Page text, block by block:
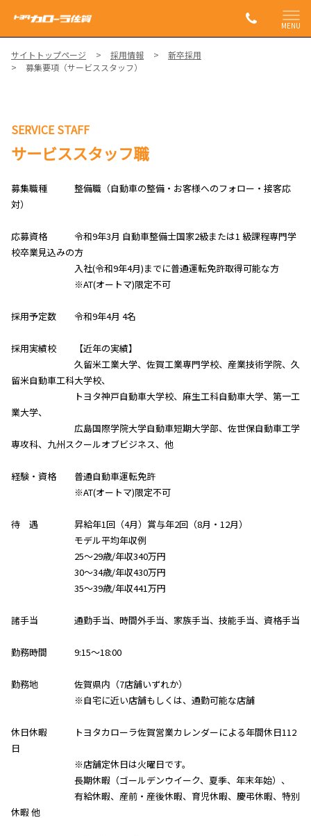
MENU
サイトトップページ 採用情報
新卒採用
募集要項（サービススタッフ）
SERVICE STAFF
サービススタッフ職
募集職種 整備職（自動車の整備・お客様へのフォロー・接客応
対）
応募資格 令和9年3月 自動車整備士国家2級または1 級課程専門学
校卒業見込みの方
入社(令和9年4月)までに普通運転免許取得可能な方
※AT(オートマ)限定不可
採用予定数 令和9年4月 4名
採用実績校 【近年の実績】
久留米工業大学、佐賀工業専門学校、産業技術学院、久
留米自動車工科大学校、
トヨタ神戸自動車大学校、麻生工科自動車大学、第一工
業大学、
広島国際学院大学自動車短期大学部、佐世保自動車工学
専攻科、九州スクールオブビジネス、他
経験・資格 普通自動車運転免許
※AT(オートマ)限定不可
待 遇 昇給年1回（4月）賞与年2回（8月・12月）
モデル平均年収例
25～29歳/年収340万円
30～34歳/年収430万円
35～39歳/年収441万円
諸手当 通勤手当、時間外手当、家族手当、技能手当、資格手当
勤務時間 9:15～18:00
勤務地 佐賀県内（7店舗いずれか）
※自宅に近い店舗もしくは、通勤可能な店舗
休日休暇 トヨタカローラ佐賀営業カレンダーによる年間休日112
日
※店舗定休日は火曜日です。
長期休暇（ゴールデンウイーク、夏季、年末年始）、
有給休暇、産前・産後休暇、育児休暇、慶弔休暇、特別
休暇 他